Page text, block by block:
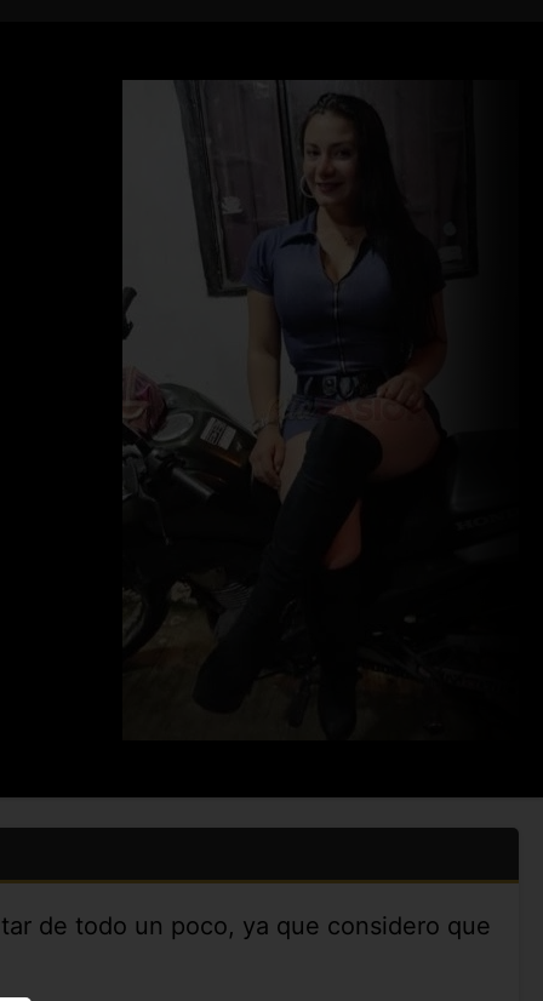
de todo un poco, ya que considero que